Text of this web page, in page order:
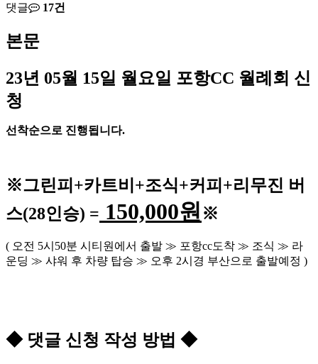
댓글
17건
본문
23년 05월 15일 월요일 포항CC 월례회 신
청
선착순으로 진행됩니다.
※그린피 +카트비 +조식+커피+리무진 버
스(28인승) = 150,000원 ※
( 오전 5시 50분 시티원에서 출발 ≫ 포항cc도착 ≫ 조식 ≫ 라
운딩 ≫ 샤워 후 차량 탑승 ≫ 오후 2시경 부산으로 출발예정 )
◆ 댓글 신청 작성 방법 ◆